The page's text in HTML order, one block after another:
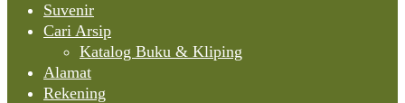
Suvenir
Cari Arsip
Katalog Buku & Kliping
Alamat
Rekening